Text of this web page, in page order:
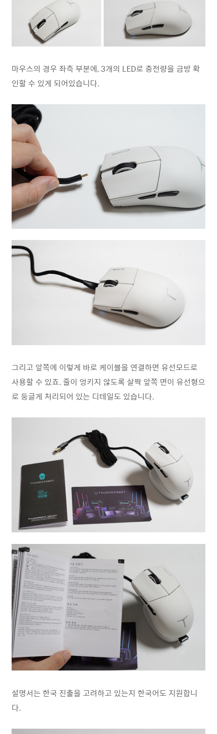
마우스의 경우 좌측 부분에, 3개의 LED로 충전량을 금방 확
인할 수 있게 되어있습니다.
그리고 앞쪽에 이렇게 바로 케이블을 연결하면 유선모드로
사용할 수 있죠. 줄이 엉키지 않도록 살짝 앞쪽 면이 유선형으
로 둥글게 처리되어 있는 디테일도 있습니다.
설명서는 한국 진출을 고려하고 있는지 한국어도 지원합니
다.